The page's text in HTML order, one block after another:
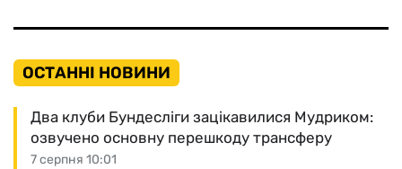
ОСТАННІ НОВИНИ
7 серпня 10:01
Два клуби Бундесліги зацікавилися Мудриком:
озвучено основну перешкоду трансферу